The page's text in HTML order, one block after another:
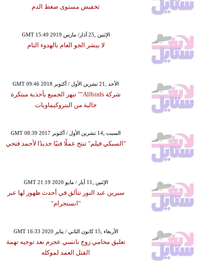
تخفيض مستوى ضغط الدم
GMT 15:49 2019 الإثنين ,25 آذار/ مارس
لا يبشر الجو العام بالهدوء التام
GMT 09:46 2018 الأحد ,21 تشرين الأول / أكتوبر
شركة Allbirds"" تبهر الجميع بأحذية مبتكرة
خالية من البتروكيماويات
GMT 08:39 2017 السبت ,14 تشرين الأول / أكتوبر
"السبكي فيلم" تنتج عملًا فنيًا جديدًا لأحمد فتحي
GMT 21:19 2020 الإثنين ,11 أيار / مايو
سيرين عبد النور تتألق في أحدث ظهور لها عبر
"انستجرام"
GMT 16:33 2020 الأربعاء ,15 كانون الثاني / يناير
تعليق محامي زوج نانسي عجرم بعد توجيه تهمة
القتل العمد لموكله